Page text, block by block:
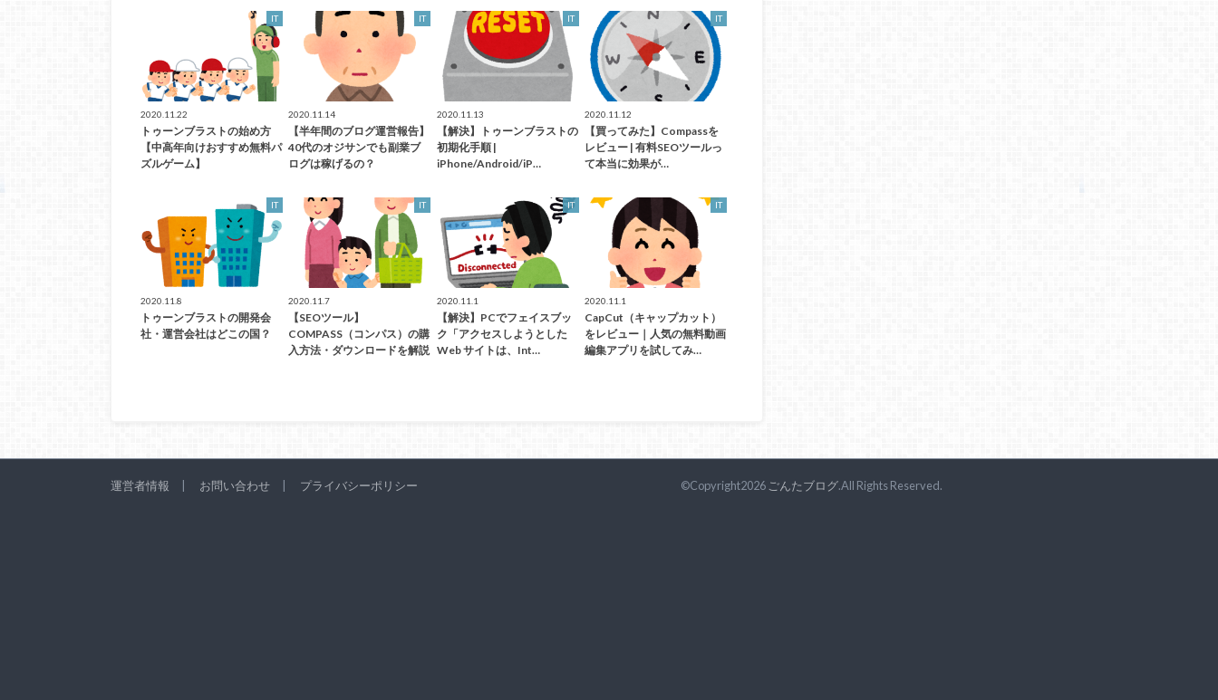
IT
2020.11.22
トゥーンブラストの始め方
【中高年向けおすすめ無料パ
ズルゲーム】
IT
2020.11.14
【半年間のブログ運営報告】
40代のオジサンでも副業ブ
ログは稼げるの？
IT
2020.11.13
【解決】トゥーンブラストの
初期化手順 |
iPhone/Android/iP…
IT
2020.11.12
【買ってみた】Compassを
レビュー | 有料SEOツールっ
て本当に効果が…
IT
2020.11.8
トゥーンブラストの開発会
社・運営会社はどこの国？
IT
2020.11.7
【SEOツール】
COMPASS（コンパス）の購
入方法・ダウンロードを解説
IT
2020.11.1
【解決】PCでフェイスブッ
ク「アクセスしようとした
Web サイトは、Int…
IT
2020.11.1
CapCut（キャップカット）
をレビュー｜人気の無料動画
編集アプリを試してみ…
運営者情報 お問い合わせ プライバシーポリシー ©Copyright2026ごんたブログ.All Rights Reserved.